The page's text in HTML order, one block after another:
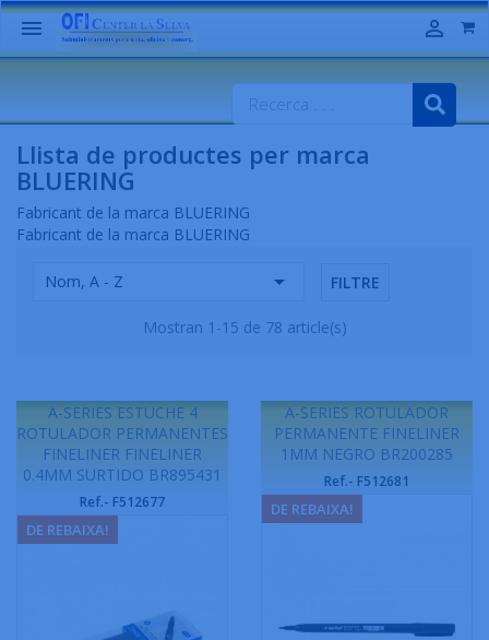
 
Llista de productes per marca
BLUERING
Fabricant de la marca BLUERING
Fabricant de la marca BLUERING
Nom, A - Z  FILTRE
Mostran 1-15 de 78 article(s)
A-SERIES ESTUCHE 4
ROTULADOR PERMANENTES
FINELINER FINELINER
0.4MM SURTIDO BR895431
Ref.- F512677
DE REBAIXA!
A-SERIES ROTULADOR
PERMANENTE FINELINER
1MM NEGRO BR200285
Ref.- F512681
DE REBAIXA!